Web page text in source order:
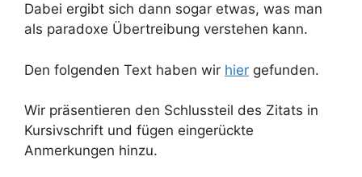
Dabei ergibt sich dann sogar etwas, was man
als paradoxe Übertreibung verstehen kann.
Den folgenden Text haben wir hier gefunden.
Wir präsentieren den Schlussteil des Zitats in
Kursivschrift und fügen eingerückte
Anmerkungen hinzu.